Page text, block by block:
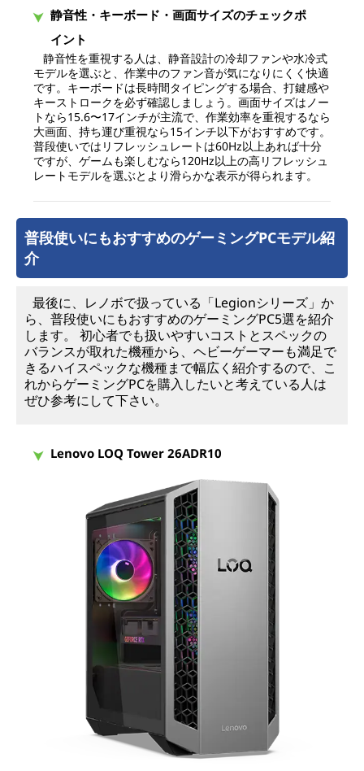
静音性・キーボード・画面サイズのチェックポ
イント
静音性を重視する人は、静音設計の冷却ファンや水冷式
モデルを選ぶと、作業中のファン音が気になりにくく快適
です。キーボードは長時間タイピングする場合、打鍵感や
キーストロークを必ず確認しましょう。画面サイズはノー
トなら15.6〜17インチが主流で、作業効率を重視するなら
大画面、持ち運び重視なら15インチ以下がおすすめです。
普段使いではリフレッシュレートは60Hz以上あれば十分
ですが、ゲームも楽しむなら120Hz以上の高リフレッシュ
レートモデルを選ぶとより滑らかな表示が得られます。
普段使いにもおすすめのゲーミングPCモデル紹
介
最後に、レノボで扱っている「Legionシリーズ」か
ら、普段使いにもおすすめのゲーミングPC5選を紹介
します。 初心者でも扱いやすいコストとスペックの
バランスが取れた機種から、ヘビーゲーマーも満足で
きるハイスペックな機種まで幅広く紹介するので、こ
れからゲーミングPCを購入したいと考えている人は
ぜひ参考にして下さい。
Lenovo LOQ Tower 26ADR10